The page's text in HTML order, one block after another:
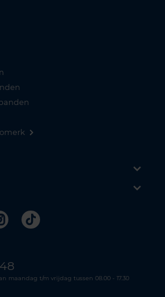
Instagram
Tiktok
maandag t/m vrijdag tussen 08.00 - 17.30